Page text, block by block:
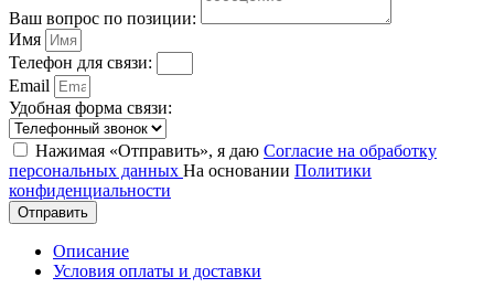
Ваш вопрос по позиции:
Имя
Телефон для связи:
Email
Удобная форма связи:
Нажимая «Отправить», я даю Согласие на обработку
персональных данных На основании Политики
конфиденциальности
Отправить
Описание
Условия оплаты и доставки